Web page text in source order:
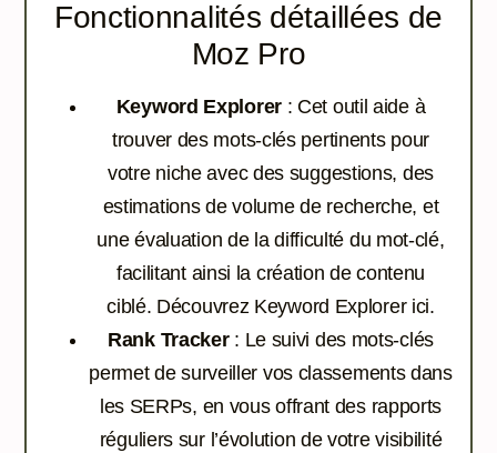
Fonctionnalités détaillées de
Moz Pro
Keyword Explorer: Cet outil aide à
trouver des mots-clés pertinents pour
votre niche avec des suggestions, des
estimations de volume de recherche, et
une évaluation de la difficulté du mot-clé,
facilitant ainsi la création de contenu
ciblé. Découvrez Keyword Explorer ici.
Rank Tracker: Le suivi des mots-clés
permet de surveiller vos classements dans
les SERPs, en vous offrant des rapports
réguliers sur l’évolution de votre visibilité